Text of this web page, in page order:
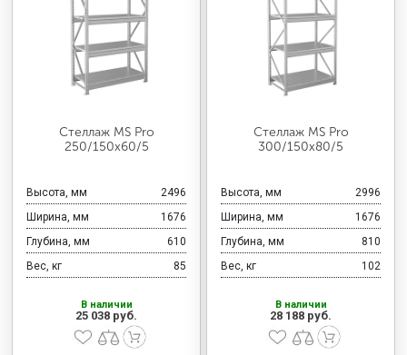
Стеллаж MS Pro
250/150x60/5
Высота, мм
2496
Ширина, мм
1676
Глубина, мм
610
Вес, кг
85
В наличии
25 038 руб.
Стеллаж MS Pro
300/150x80/5
Высота, мм
2996
Ширина, мм
1676
Глубина, мм
810
Вес, кг
102
В наличии
28 188 руб.